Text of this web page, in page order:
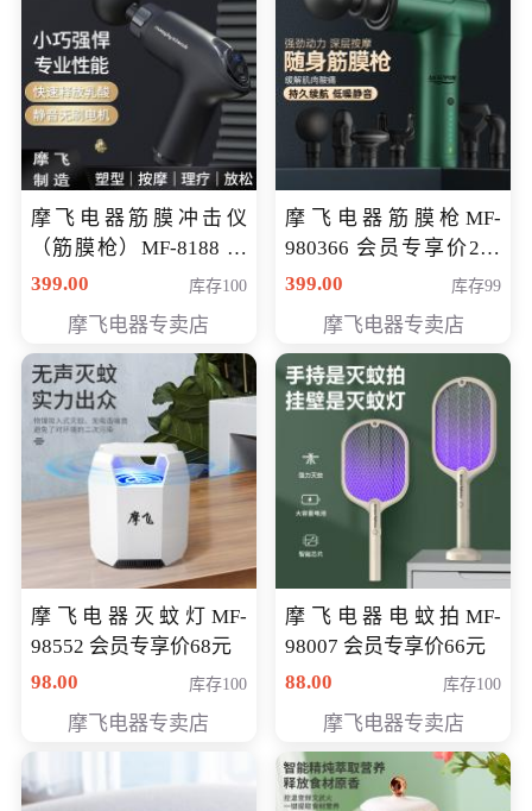
摩飞电器筋膜冲击仪
（筋膜枪）MF-8188 会
员专享价268元
399.00 库存100
摩飞电器专卖店
摩飞电器筋膜枪MF-
980366 会员专享价299
元
399.00 库存99
摩飞电器专卖店
摩飞电器灭蚊灯MF-
98552 会员专享价68元
98.00
库存100
摩飞电器专卖店
摩飞电器电蚊拍MF-
98007 会员专享价66元
88.00
库存100
摩飞电器专卖店